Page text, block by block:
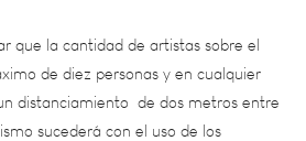
de diez personas y en cualquier
de dos metros entre
sucederá con el uso de los